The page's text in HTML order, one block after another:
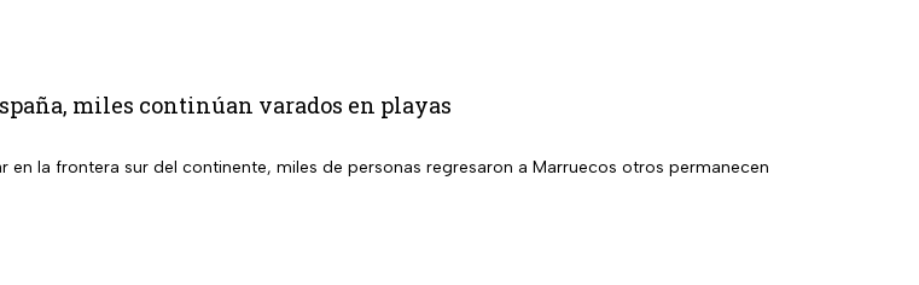
miles continúan varados en playas
en la frontera sur del continente, miles de personas regresaron a Marruecos otros permanecen